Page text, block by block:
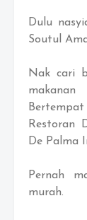
Dulu
Soutul
Nak cari
Restoran
De Palma
Pernah
murah.